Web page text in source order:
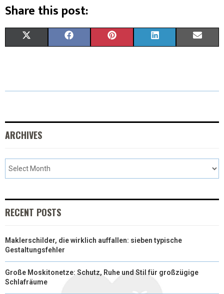
Share this post:
W
R
)
E T
T
K I
ARCHIVES
RECENT POSTS
Maklerschilder, die wirklich auffallen: sieben typische
Gestaltungsfehler
Große Moskitonetze: Schutz, Ruhe und Stil für großzügige
Schlafräume